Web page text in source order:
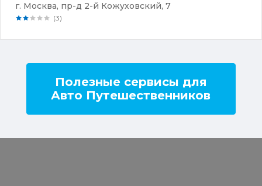
г. Москва, пр-д 2-й Кожуховский, 7
(3)
Полезные сервисы для
Авто Путешественников